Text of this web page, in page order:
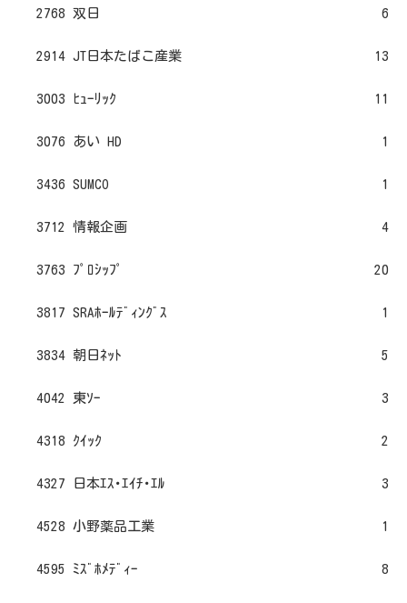
2768 双日 6
2914 JT日本たばこ産業 13
3003 ﾋｭｰﾘｯｸ 11
3076 あい HD 1
3436 SUMCO 1
3712 情報企画 4
3763 ﾌﾟﾛｼｯﾌﾟ 20
3817 SRAﾎｰﾙﾃﾞｨﾝｸﾞｽ 1
3834 朝日ﾈｯﾄ 5
4042 東ｿｰ 3
4318 ｸｲｯｸ 2
4327 日本ｴｽ･ｴｲﾁ･ｴﾙ 3
4528 小野薬品工業 1
4595 ﾐｽﾞﾎﾒﾃﾞｨｰ 8